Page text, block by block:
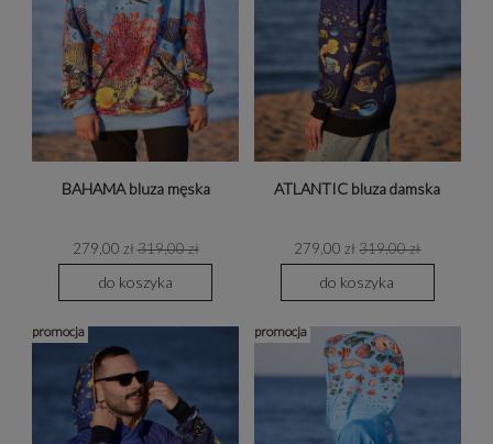
BAHAMA bluza męska
279,00 zł 319,00 zł
do koszyka
ATLANTIC bluza damska
279,00 zł 319,00 zł
do koszyka
promocja promocja